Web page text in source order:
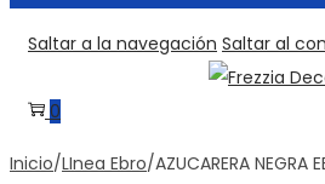
Saltar a la navegación Saltar al
0
Inicio/LInea Ebro/AZUCARERA NEGRA